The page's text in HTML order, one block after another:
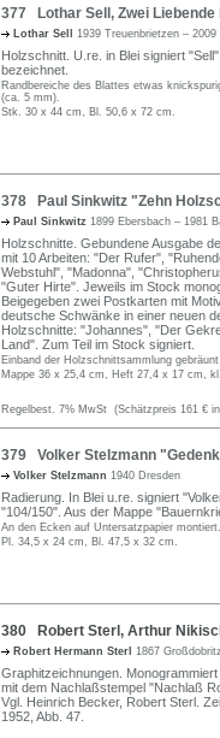
377 Lothar Sell, Zwei Liebende
Lothar Sell 1939 Treuenbrietzen – 2009
Holzschnitt. U.re. in Blei signiert
bezeichnet.
Randbereiche des Blattes etwas
(ca. 5 mm).
Stk. 30 x 44 cm, Bl. 50,6 x 72 cm.
378 Paul Sinkwitz "Zehn
Paul Sinkwitz 1899 Ebersbach – 1981
Holzschnitte. Gebundene Ausgabe
mit 10 Arbeiten: "Der Rufer",
Webstuhl", "Madonna",
"Guter Hirte". Jeweils im Stock
Beigegeben zwei Postkarten mit
deutsche Schwänke in einer neuen
Holzschnitte: "Johannes", "Der
Land". Zum Teil im Stock signiert.
Einband der Holzschnittsammlung
Mappe 36 x 25,4 cm, Heft 27,4 x 17 cm,
Regelbest. 7% MwSt (Schätzpreis 161 €
379 Volker Stelzmann
Volker Stelzmann 1940 Dresden
Radierung. In Blei u.re. signiert
"104/150". Aus der Mappe
An den Ecken auf Untersatzpapier
Pl. 34,5 x 24 cm, Bl. 47,5 x 32 cm.
380 Robert Sterl, Arthur
Robert Hermann Sterl 1867
Graphitzeichnungen.
mit dem Nachlaßstempel "Nachlaß
Vgl. Heinrich Becker, Robert Sterl.
1952, Abb. 47.